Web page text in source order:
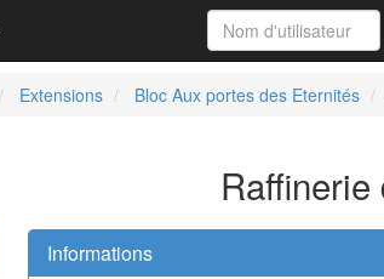
Extensions Bloc Aux portes des Eternités
Raffinerie
Informations